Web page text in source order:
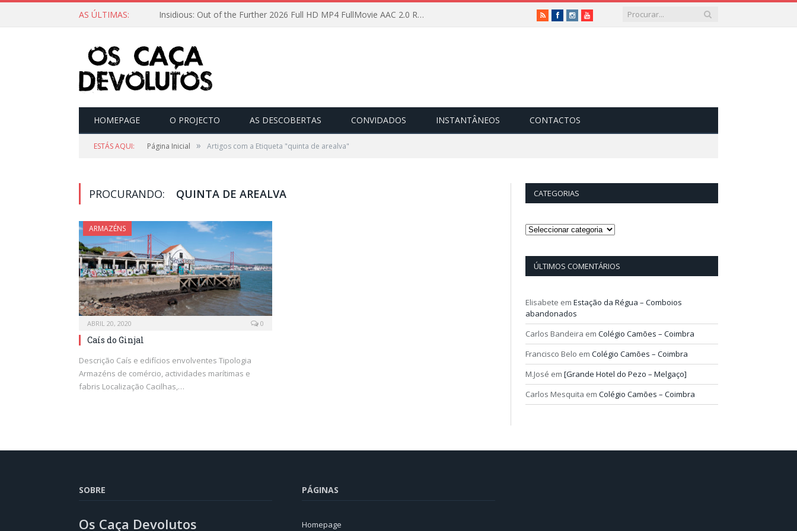
AS ÚLTIMAS: Insidious: Out of the Further 2026 Full HD MP4 FullMovie AAC 2.0 RARBG High Speed T𝐨𝐫𝐫ent RSSFacebookInstagram
Vimeo
HOMEPAGE O PROJECTO AS DESCOBERTAS CONVIDADOS INSTANTÂNEOS CONTACTOS
ESTÁS AQUI: Página Inicial » Artigos com a Etiqueta "quinta de arealva"
PROCURANDO: QUINTA DE AREALVA
ARMAZÉNS
ABRIL 20, 2020 0
Caís do Ginjal
Descrição Caís e edifícios envolventes Tipologia
Armazéns de comércio, actividades marítimas e
fabris Localização Cacilhas,…
CATEGORIAS
Categorias
ÚLTIMOS COMENTÁRIOS
Elisabete em Estação da Régua – Comboios
abandonados
Carlos Bandeira em Colégio Camões – Coimbra
Francisco Belo em Colégio Camões – Coimbra
M.José em [Grande Hotel do Pezo – Melgaço]
Carlos Mesquita em Colégio Camões – Coimbra
SOBRE
Os Caça Devolutos
PÁGINAS
Homepage